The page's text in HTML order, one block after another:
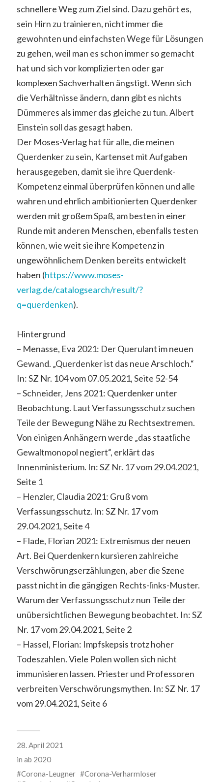
schnellere Weg zum Ziel sind. Dazu gehört es,
sein Hirn zu trainieren, nicht immer die
gewohnten und einfachsten Wege für Lösungen
zu gehen, weil man es schon immer so gemacht
hat und sich vor komplizierten oder gar
komplexen Sachverhalten ängstigt. Wenn sich
die Verhältnisse ändern, dann gibt es nichts
Dümmeres als immer das gleiche zu tun. Albert
Einstein soll das gesagt haben.
Der Moses-Verlag hat für alle, die meinen
Querdenker zu sein, Kartenset mit Aufgaben
herausgegeben, damit sie ihre Querdenk-
Kompetenz einmal überprüfen können und alle
wahren und ehrlich ambitionierten Querdenker
werden mit großem Spaß, am besten in einer
Runde mit anderen Menschen, ebenfalls testen
können, wie weit sie ihre Kompetenz in
ungewöhnlichem Denken bereits entwickelt
haben (https://www.moses-
verlag.de/catalogsearch/result/?
q=querdenken).
Hintergrund
– Menasse, Eva 2021: Der Querulant im neuen
Gewand. „Querdenker ist das neue Arschloch.“
In: SZ Nr. 104 vom 07.05.2021, Seite 52-54
– Schneider, Jens 2021: Querdenker unter
Beobachtung. Laut Verfassungsschutz suchen
Teile der Bewegung Nähe zu Rechtsextremen.
Von einigen Anhängern werde „das staatliche
Gewaltmonopol negiert“, erklärt das
Innenministerium. In: SZ Nr. 17 vom 29.04.2021,
Seite 1
– Henzler, Claudia 2021: Gruß vom
Verfassungsschutz. In: SZ Nr. 17 vom
29.04.2021, Seite 4
– Flade, Florian 2021: Extremismus der neuen
Art. Bei Querdenkern kursieren zahlreiche
Verschwörungserzählungen, aber die Szene
passt nicht in die gängigen Rechts-links-Muster.
Warum der Verfassungsschutz nun Teile der
unübersichtlichen Bewegung beobachtet. In: SZ
Nr. 17 vom 29.04.2021, Seite 2
– Hassel, Florian: Impfskepsis trotz hoher
Todeszahlen. Viele Polen wollen sich nicht
immunisieren lassen. Priester und Professoren
verbreiten Verschwörungsmythen. In: SZ Nr. 17
vom 29.04.2021, Seite 6
28. April 2021
in ab 2020
Corona-Leugner
Corona-Verharmloser